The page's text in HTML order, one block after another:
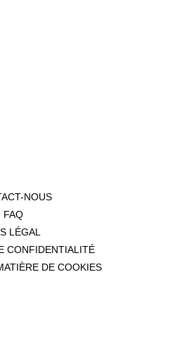
NOUS
FAQ
LÉGAL
CONFIDENTIALITÉ
DE COOKIES